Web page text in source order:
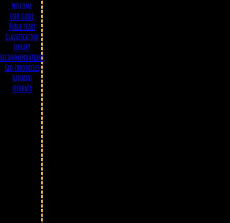
Welcome
User Guide
Quick start
Classification
Library
Recommendations
Geo chronicles
Ranking
Feedback